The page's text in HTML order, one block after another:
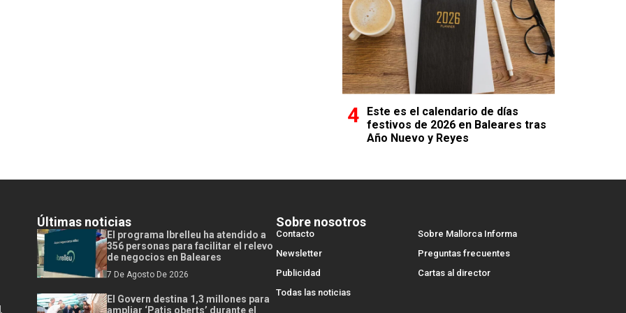
Este es el calendario de días
festivos de 2026 en Baleares tras
Año Nuevo y Reyes
Últimas noticias
El programa Ibrelleu ha atendido a
356 personas para facilitar el relevo
de negocios en Baleares
7 De Agosto De 2026
El Govern destina 1,3 millones para
ampliar ‘Patis oberts’ durante el
Sobre nosotros
Contacto
Sobre Mallorca Informa
Newsletter
Preguntas frecuentes
Publicidad
Cartas al director
Todas las noticias